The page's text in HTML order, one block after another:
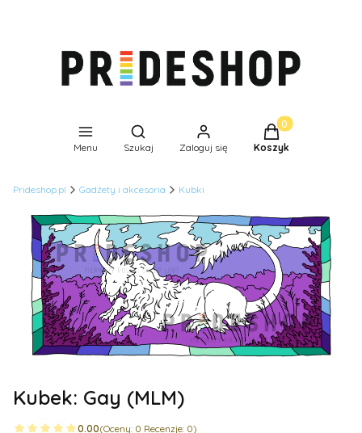
Menu
Otwórz wyszukiwarkę
Szukaj Zaloguj się
Produkty w
Koszyk
Prideshop.pl Gadżety i akcesoria Kubki
Kubek: Gay (MLM)
0.00(Oceny: 0 Recenzje: 0)